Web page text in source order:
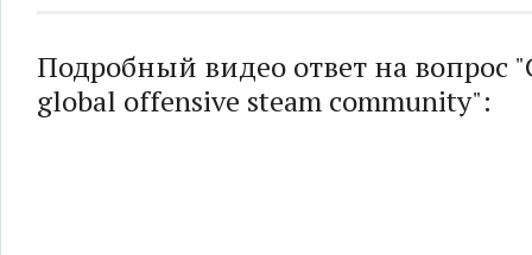
Подробный видео ответ на вопрос
global offensive steam community":